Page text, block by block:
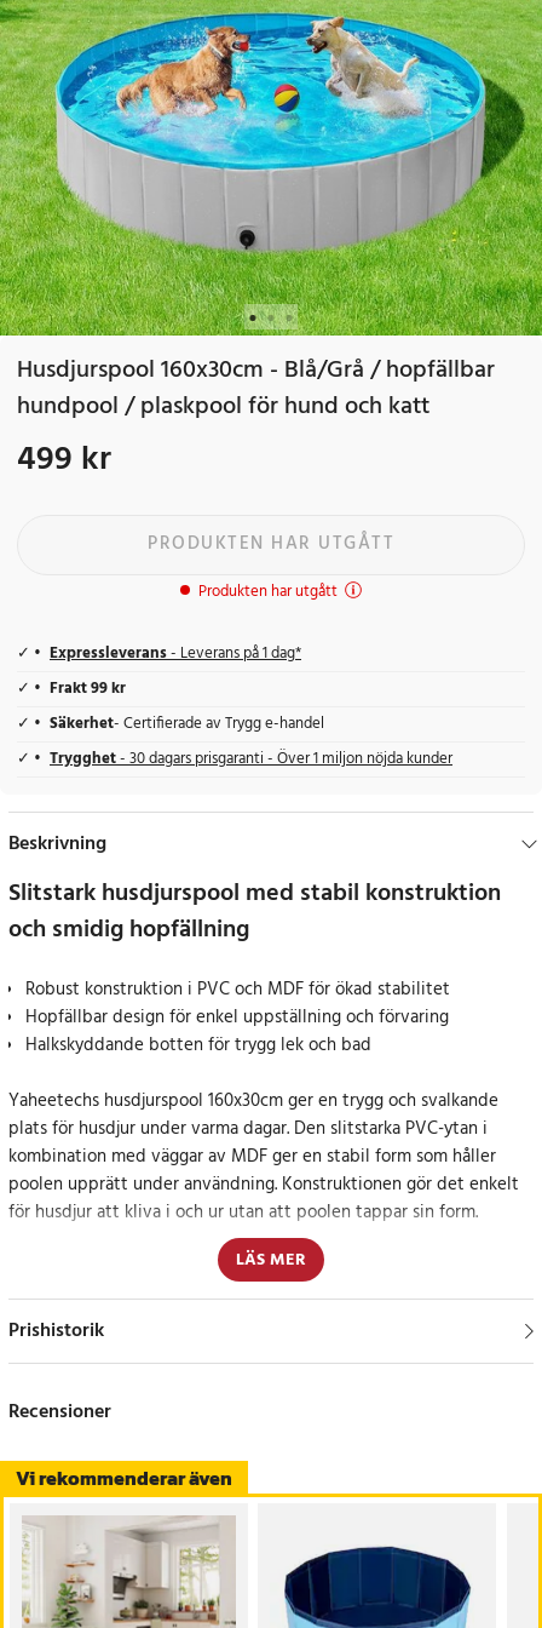
Husdjurspool 160x30cm - Blå/Grå / hopfällbar
hundpool / plaskpool för hund och katt
Pris:499 kr
499 kr
PRODUKTEN HAR UTGÅTT
Produkten har utgått
Expressleverans- Leverans på 1 dag*
Frakt 99 kr
Säkerhet- Certifierade av Trygg e-handel
Trygghet- 30 dagars prisgaranti - Över 1 miljon nöjda kunder
Beskrivning
Slitstark husdjurspool med stabil konstruktion
och smidig hopfällning
Robust konstruktion i PVC och MDF för ökad stabilitet
Hopfällbar design för enkel uppställning och förvaring
Halkskyddande botten för trygg lek och bad
Yaheetechs husdjurspool 160x30cm ger en trygg och svalkande
plats för husdjur under varma dagar. Den slitstarka PVC-ytan i
kombination med väggar av MDF ger en stabil form som håller
poolen upprätt under användning. Konstruktionen gör det enkelt
för husdjur att kliva i och ur utan att poolen tappar sin form.
Den halkskyddande insidan bidrar till att minska risken för att
djuret halkar under lek eller bad. Det skapar en säkrare miljö där
ditt husdjur kan röra sig fritt och bekvämt, oavsett om poolen
Den hopfällbara designen gör Yaheetechs husdjurspool 160x30cm
den snabbt vikas ihop till ett kompakt format som är lätt att
förvara i exempelvis garage eller förråd.
En integrerad avtappningsventil gör det enkelt att tömma poolen
på vatten utan ansträngning. Detta sparar tid och gör rengöringen
smidigare efter varje användning.
LÄS MER
Prishistorik
Vi rekommenderar även
Recensioner